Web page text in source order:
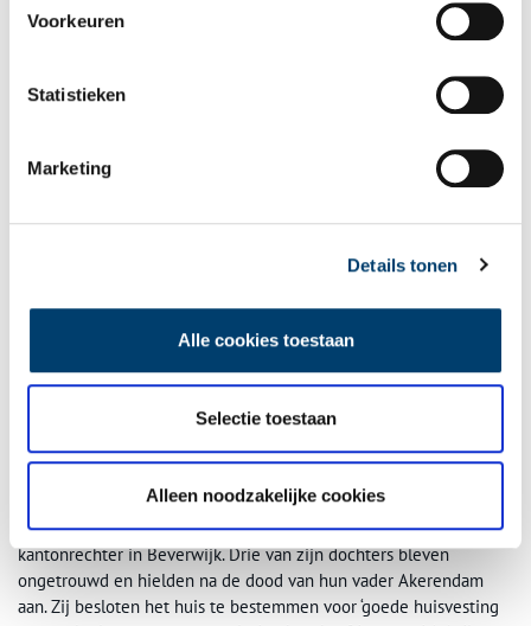
Voorkeuren
Statistieken
Marketing
Details tonen
Alle cookies toestaan
Selectie toestaan
Alleen noodzakelijke cookies
Nieuw-Akerendam
In 1852 kwam het huis in bezit van mr. W.L. Sluyterman van Loo,
kantonrechter in Beverwijk. Drie van zijn dochters bleven
ongetrouwd en hielden na de dood van hun vader Akerendam
aan. Zij besloten het huis te bestemmen voor ‘goede huisvesting